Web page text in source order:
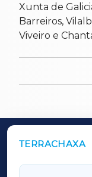
Xunta de
Barreiros,
Viveiro e
TERRACHAXA
OUTROS